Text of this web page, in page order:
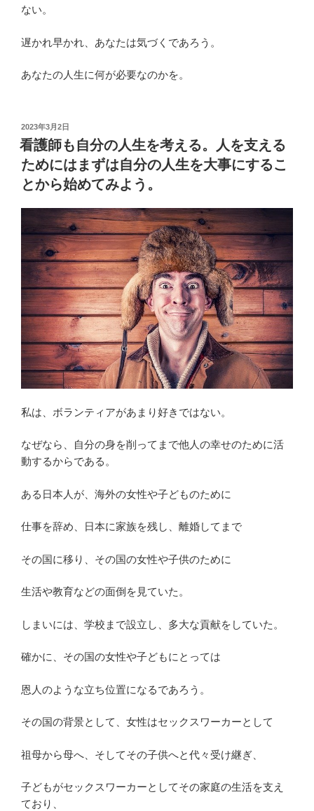
ない。
遅かれ早かれ、あなたは気づくであろう。
あなたの人生に何が必要なのかを。
投
稿
日:
2023年3月2日
看護師も自分の人生を考える。人を支える
ためにはまずは自分の人生を大事にするこ
とから始めてみよう。
私は、ボランティアがあまり好きではない。
なぜなら、自分の身を削ってまで他人の幸せのために活
動するからである。
ある日本人が、海外の女性や子どものために
仕事を辞め、日本に家族を残し、離婚してまで
その国に移り、その国の女性や子供のために
生活や教育などの面倒を見ていた。
しまいには、学校まで設立し、多大な貢献をしていた。
確かに、その国の女性や子どもにとっては
恩人のような立ち位置になるであろう。
その国の背景として、女性はセックスワーカーとして
祖母から母へ、そしてその子供へと代々受け継ぎ、
子どもがセックスワーカーとしてその家庭の生活を支え
ており、